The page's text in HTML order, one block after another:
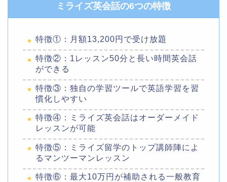
ミライズ英会話の6つの特徴
特徴①：月額13,200円で受け放題
特徴②：1レッスン50分と長い時間英会話
ができる
特徴③：独自の学習ツールで英語学習を習
慣化しやすい
特徴④：ミライズ英会話はオーダーメイド
レッスンが可能
特徴⑤：ミライズ留学のトップ講師陣によ
るマンツーマンレッスン
特徴⑥：最大10万円が補助される一般教育